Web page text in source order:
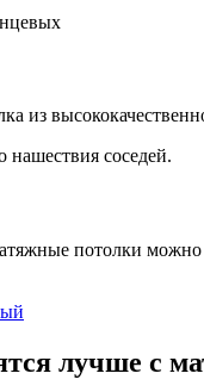
из
нашествия соседей.
потолки
лучше с